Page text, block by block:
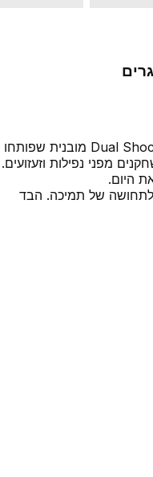
מגיני ברכיים לכדורסל עם טכנולוגיית Dual Shock מובנית שפותחו
מפני נפילות וזעזועים.
היום.
לתחושה של תמיכה. הבד